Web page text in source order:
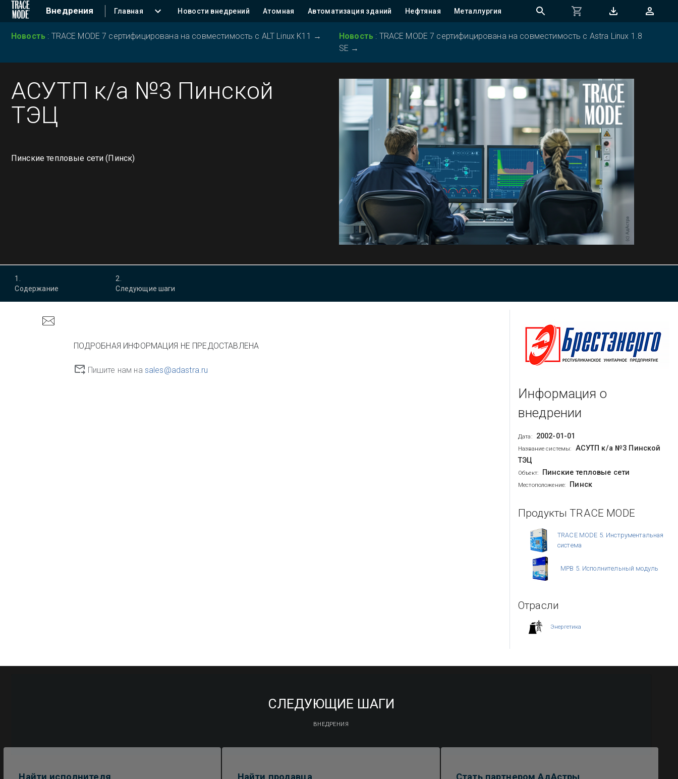
Внедрения Главная Новости внедрений Атомная Автоматизация зданий Нефтяная Металлургия
Новость : TRACE MODE 7 сертифицирована на совместимость с ALT Linux K11 → Новость : TRACE MODE 7 сертифицирована на совместимость с Astra Linux 1.8
SE →
АСУТП к/а №3 Пинской
ТЭЦ
Пинские тепловые сети (Пинск)
1
Содержание
2
Следующие шаги
ПОДРОБНАЯ ИНФОРМАЦИЯ НЕ ПРЕДОСТАВЛЕНА
Пишите нам на sales@adastra.ru
Информация о
внедрении
Дата: 2002-01-01
Название системы:
АСУТП к/а №3 Пинской
ТЭЦ
Объект: Пинские тепловые сети
Местоположение: Пинск
Продукты TRACE MODE
TRACE MODE 5. Инструментальная
система
МРВ 5. Исполнительный модуль
Отрасли
Энергетика
СЛЕДУЮЩИЕ ШАГИ
ВНЕДРЕНИЯ
Найти исполнителя Найти продавца Стать партнером АдАстры